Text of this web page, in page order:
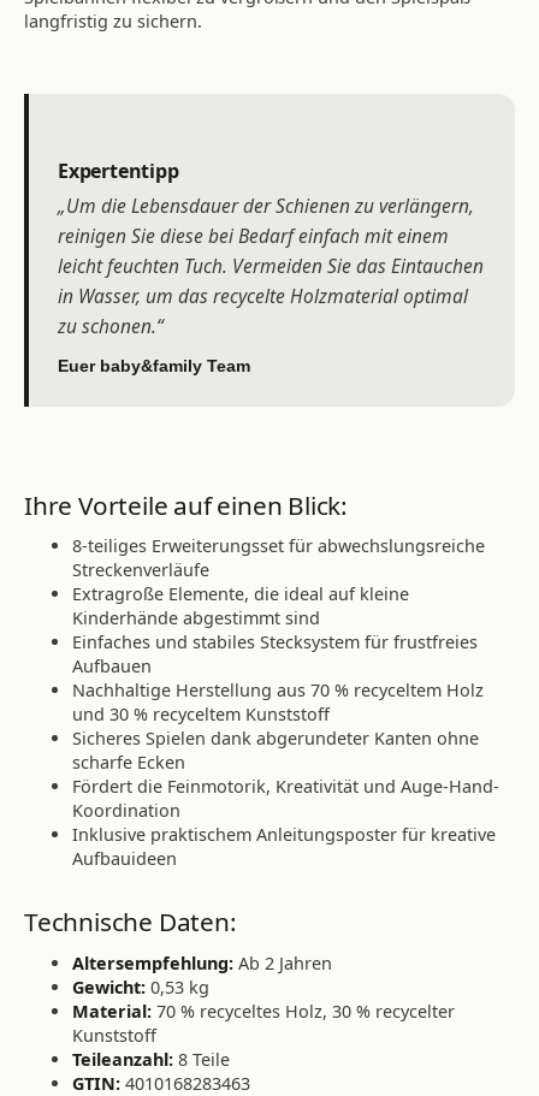
langfristig zu sichern.
Expertentipp
„Um die Lebensdauer der Schienen zu verlängern,
reinigen Sie diese bei Bedarf einfach mit einem
leicht feuchten Tuch. Vermeiden Sie das Eintauchen
in Wasser, um das recycelte Holzmaterial optimal
zu schonen.“
Euer baby&family Team
Ihre Vorteile auf einen Blick:
8-teiliges Erweiterungsset für abwechslungsreiche
Streckenverläufe
Extragroße Elemente, die ideal auf kleine
Kinderhände abgestimmt sind
Einfaches und stabiles Stecksystem für frustfreies
Aufbauen
Nachhaltige Herstellung aus 70 % recyceltem Holz
und 30 % recyceltem Kunststoff
Sicheres Spielen dank abgerundeter Kanten ohne
scharfe Ecken
Fördert die Feinmotorik, Kreativität und Auge-Hand-
Koordination
Inklusive praktischem Anleitungsposter für kreative
Aufbauideen
Technische Daten:
Altersempfehlung: Ab 2 Jahren
Gewicht: 0,53 kg
Material: 70 % recyceltes Holz, 30 % recycelter
Kunststoff
Teileanzahl: 8 Teile
GTIN: 4010168283463